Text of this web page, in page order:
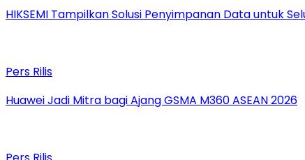
HIKSEMI Tampilkan Solusi Penyimpanan Data untuk
Pers Rilis
Huawei Jadi Mitra bagi Ajang GSMA M360 ASEAN 2026